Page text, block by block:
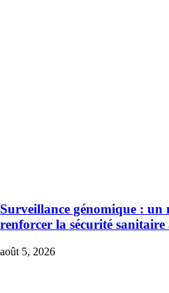
Surveillance génomique :
renforcer la sécurité sanitaire
août 5, 2026